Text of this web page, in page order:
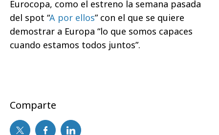
Eurocopa, como el estreno la semana pasada
del spot “A por ellos” con el que se quiere
demostrar a Europa “lo que somos capaces
cuando estamos todos juntos”.
Comparte